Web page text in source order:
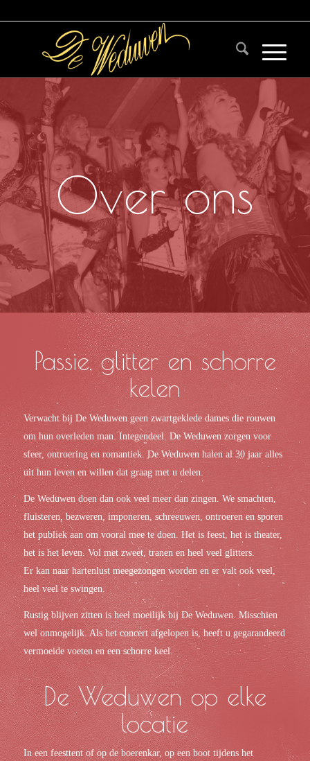
Over ons
Passie, glitter en schorre
kelen
Verwacht bij De Weduwen geen zwartgeklede dames die rouwen
om hun overleden man. Integendeel. De Weduwen zorgen voor
sfeer, ontroering en romantiek. De Weduwen halen al 30 jaar alles
uit hun leven en willen dat graag met u delen.
De Weduwen doen dan ook veel meer dan zingen. We smachten,
fluisteren, bezweren, imponeren, schreeuwen, ontroeren en sporen
het publiek aan om vooral mee te doen. Het is feest, het is theater,
het is het leven. Vol met zweet, tranen en heel veel glitters.
Er kan naar hartenlust meegezongen worden en er valt ook veel,
heel veel te swingen.
Rustig blijven zitten is heel moeilijk bij De Weduwen. Misschien
wel onmogelijk. Als het concert afgelopen is, heeft u gegarandeerd
vermoeide voeten en een schorre keel.
De Weduwen op elke
locatie
In een feesttent of op de boerenkar, op een boot tijdens het